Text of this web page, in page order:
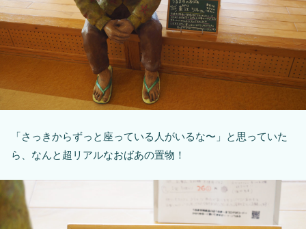
「さっきからずっと座っている人がいるな〜」と思っていた
ら、なんと超リアルなおばあの置物！